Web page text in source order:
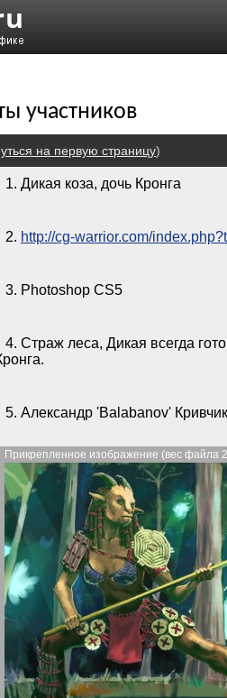
участников
на первую страницу)
1. Дикая коза, дочь Кронга
2. http://cg-warrior.com/
3. Photoshop CS5
4. Страж леса, Дикая всегда
5. Александр 'Balabanov'
Прикрепленное изображение (вес файла